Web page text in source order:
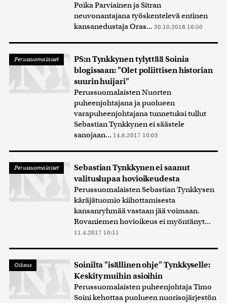
Poika Parviainen ja Sitran
neuvonantajana työskentelevä entinen
kansanedustaja Oras... 30.10.2018 16:50
Perussuomalaiset
PS:n Tynkkynen tylyttää Soinia
blogissaan: "Olet poliittisen historian
suurin huijari"
Perussuomalaisten Nuorten
puheenjohtajana ja puolueen
varapuheenjohtajana tunnetuksi tullut
Sebastian Tynkkynen ei säästele
sanojaan... 14.6.2017 10:03
Perussuomalaiset
Sebastian Tynkkynen ei saanut
valituslupaa hovioikeudesta
Perussuomalaisten Sebastian Tynkkysen
käräjätuomio kiihottamisesta
kansanryhmää vastaan jää voimaan.
Rovaniemen hovioikeus ei myöntänyt...
11.4.2017 10:11
Oikeus
Soinilta "isällinen ohje" Tynkkyselle:
Keskity muihin asioihin
Perussuomalaisten puheenjohtaja Timo
Soini kehottaa puolueen nuorisojärjestön